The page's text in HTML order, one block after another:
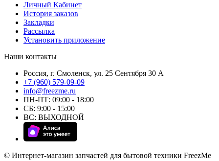
Личный Кабинет
История заказов
Закладки
Рассылка
Установить приложение
Наши контакты
Россия, г. Смоленск, ул. 25 Сентября 30 А
+7 (960) 579-09-09
info@freezme.ru
ПН-ПТ: 09:00 - 18:00
СБ: 9:00 - 15:00
ВС: ВЫХОДНОЙ
© Интернет-магазин запчастей для бытовой техники FreezMe